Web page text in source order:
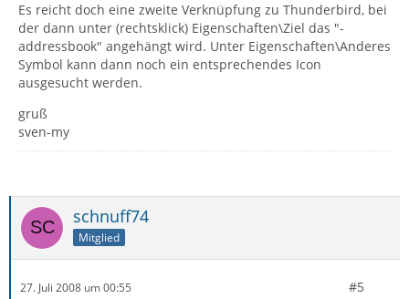
Es reicht doch eine zweite Verknüpfung zu Thunderbird, bei
der dann unter (rechtsklick) Eigenschaften\Ziel das "-
addressbook" angehängt wird. Unter Eigenschaften\Anderes
Symbol kann dann noch ein entsprechendes Icon
ausgesucht werden.
gruß
sven-my
schnuff74
Mitglied
27. Juli 2008 um 00:55 #5